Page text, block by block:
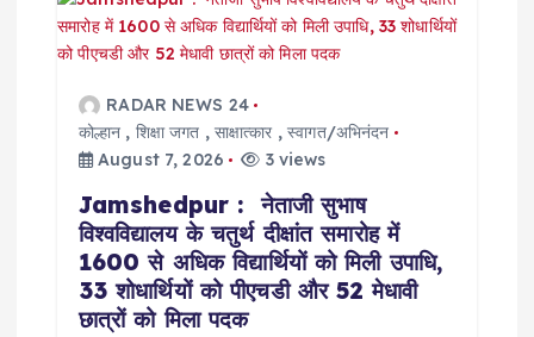
g
RADAR NEWS 24
कोल्हान , शिक्षा जगत , साक्षात्कार ,स्वागत/अभिनंदन
August 7, 2026
3 views
Jamshedpur : नेताजी सुभाष
विश्वविद्यालय के चतुर्थ दीक्षांत समारोह में
1600 से अधिक विद्यार्थियों को मिली उपाधि,
33 शोधार्थियों को पीएचडी और 52 मेधावी
छात्रों को मिला पदक